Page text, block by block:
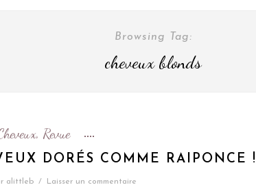
Browsing Tag:
cheveux blonds
, Revue
DORÉS COMME RAIPONCE !
alittleb / Laisser un commentaire